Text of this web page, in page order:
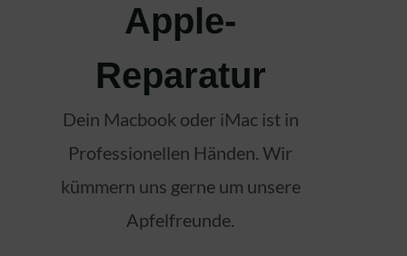
Apple-
Reparatur
Dein Macbook oder iMac ist in
Professionellen Händen. Wir
kümmern uns gerne um unsere
Apfelfreunde.